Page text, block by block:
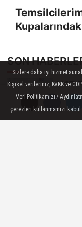
SON
U17
Sizlere daha iyi hizmet
Kişisel verileriniz, KVKK ve
Veri Politikamızı /
çerezleri kullanmamızı kabul